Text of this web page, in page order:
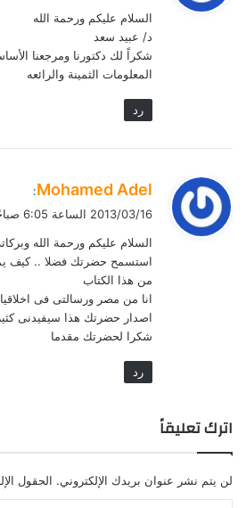
ل
السلام عليكم ورحمة الله
د/ عبيد سعد
شكراً لك دكتورنا ومرجعنا
المعلومات الثمينة والرائعه
رد
ي
ق
ل
Mohamed Adel
:
2013/03/16 الساعة 6:05 صباحًا
السلام عليكم ورحمة الله
استسمح حضرتك فضلا .. كيف
من هذا الكتاب
انا من مصر ورسالتى فى
اصدار حضرتك هذا سيفيدنى كثير
شكرا لحضرتك مقدما
رد
اترك تعليقاً
لن يتم نشر عنوان بريدك الإلكتروني. الحقول